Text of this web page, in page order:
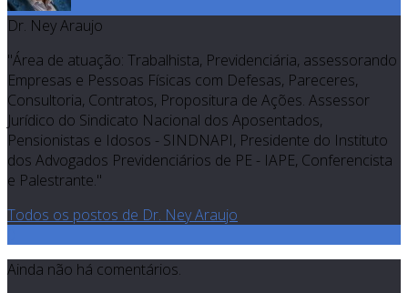
Dr. Ney Araujo
"Área de atuação: Trabalhista, Previdenciária, assessorando
Empresas e Pessoas Físicas com Defesas, Pareceres,
Consultoria, Contratos, Propositura de Ações. Assessor
Jurídico do Sindicato Nacional dos Aposentados,
Pensionistas e Idosos - SINDNAPI, Presidente do Instituto
dos Advogados Previdenciários de PE - IAPE, Conferencista
e Palestrante."
Todos os postos de Dr. Ney Araujo
Ainda não há comentários.